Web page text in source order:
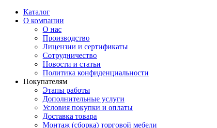
Каталог
О компании
О нас
Производство
Лицензии и сертификаты
Сотрудничество
Новости и статьи
Политика конфиденциальности
Покупателям
Этапы работы
Дополнительные услуги
Условия покупки и оплаты
Доставка товара
Монтаж (сборка) торговой мебели